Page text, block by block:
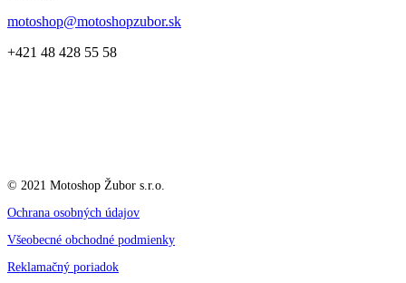
motoshop@motoshopzubor.sk
+421 48 428 55 58
© 2021 Motoshop Žubor s.r.o.
Ochrana osobných údajov
Všeobecné obchodné podmienky
Reklamačný poriadok